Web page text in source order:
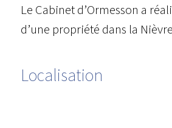
Le Cabinet d’Ormesson a
d’une propriété dans la
Localisation